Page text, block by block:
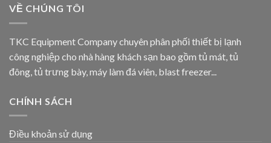
VỀ CHÚNG TÔI
TKC Equipment Company chuyên phân phối thiết bị lạnh
công nghiệp cho nhà hàng khách sạn bao gồm tủ mát, tủ
đông, tủ trưng bày, máy làm đá viên, blast freezer...
CHÍNH SÁCH
Điều khoản sử dụng